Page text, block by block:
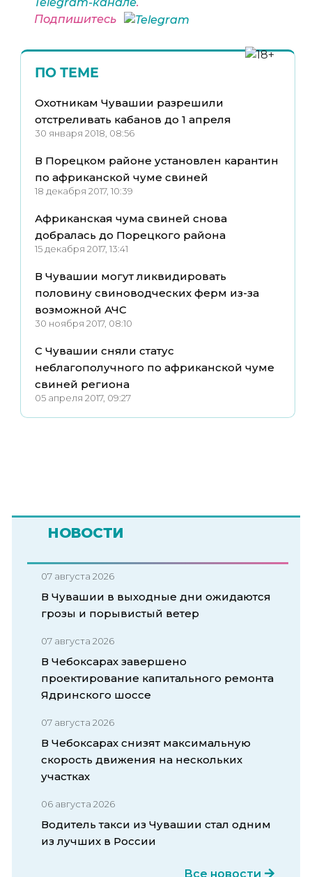
Подпишитесь
ПО ТЕМЕ
Охотникам Чувашии разрешили
отстреливать кабанов до 1 апреля
30 января 2018, 08:56
В Порецком районе установлен карантин
по африканской чуме свиней
18 декабря 2017, 10:39
Африканская чума свиней снова
добралась до Порецкого района
15 декабря 2017, 13:41
В Чувашии могут ликвидировать
половину свиноводческих ферм из-за
возможной АЧС
30 ноября 2017, 08:10
С Чувашии сняли статус
неблагополучного по африканской чуме
свиней региона
05 апреля 2017, 09:27
НОВОСТИ
07 августа 2026
В Чувашии в выходные дни ожидаются
грозы и порывистый ветер
07 августа 2026
В Чебоксарах завершено
проектирование капитального ремонта
Ядринского шоссе
07 августа 2026
В Чебоксарах снизят максимальную
скорость движения на нескольких
участках
06 августа 2026
Водитель такси из Чувашии стал одним
из лучших в России
Все новости